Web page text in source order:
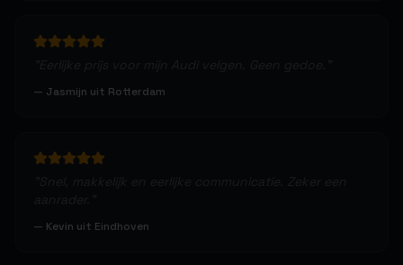
— Jasmijn uit Rotterdam
— Kevin uit Eindhoven